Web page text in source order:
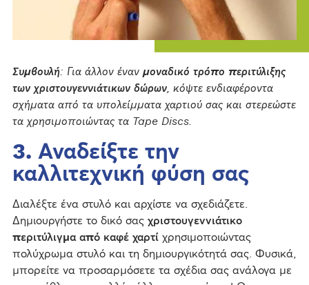
Συμβουλή: Για άλλον έναν μοναδικό τρόπο περιτύλιξης
των χριστουγεννιάτικων δώρων, κόψτε ενδιαφέροντα
σχήματα από τα υπολείμματα χαρτιού σας και στερεώστε
τα χρησιμοποιώντας τα Tape Discs.
3. Αναδείξτε την
καλλιτεχνική φύση σας
Διαλέξτε ένα στυλό και αρχίστε να σχεδιάζετε.
Δημιουργήστε το δικό σας χριστουγεννιάτικο
περιτύλιγμα από καφέ χαρτί χρησιμοποιώντας
πολύχρωμα στυλό και τη δημιουργικότητά σας. Φυσικά,
μπορείτε να προσαρμόσετε τα σχέδια σας ανάλογα με